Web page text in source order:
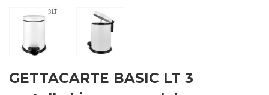
GETTACARTE BASIC LT 3